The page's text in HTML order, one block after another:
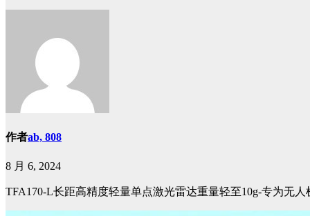
作者ab, 808
8 月 6, 2024
TFA170-L长距高精度轻量单点激光雷达重量轻至10g-专为无人